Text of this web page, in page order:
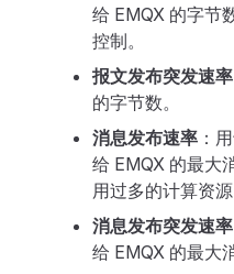
给 EMQX 的字节
控制。
报文发布突发速率
的字节数。
消息发布速率 ：
给 EMQX 的最大
用过多的计算资源
消息发布突发速率
给 EMQX 的最大